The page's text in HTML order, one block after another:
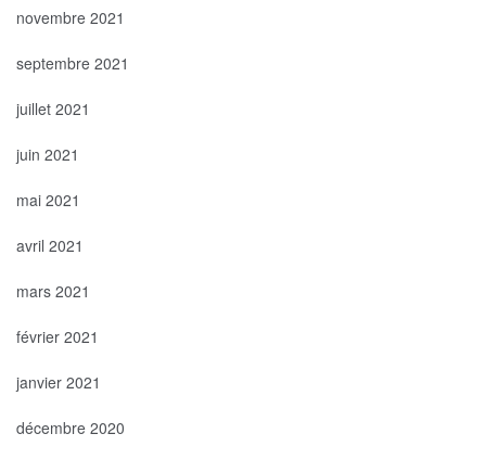
novembre 2021
septembre 2021
juillet 2021
juin 2021
mai 2021
avril 2021
mars 2021
février 2021
janvier 2021
décembre 2020